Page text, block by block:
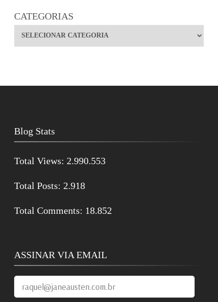
CATEGORIAS
Blog Stats
Total Views: 2.990.553
Total Posts: 2.918
Total Comments: 18.852
ASSINAR VIA EMAIL
raquel@janeausten.com.br